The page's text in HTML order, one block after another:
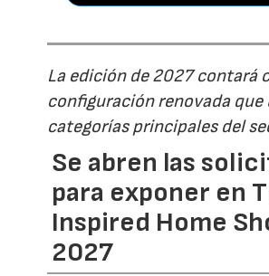
La edición de 2027 contará
configuración renovada que
categorías principales del
Se abren las
para exponer en
Inspired Home
2027